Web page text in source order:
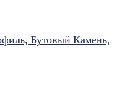
Бутовый Камень,